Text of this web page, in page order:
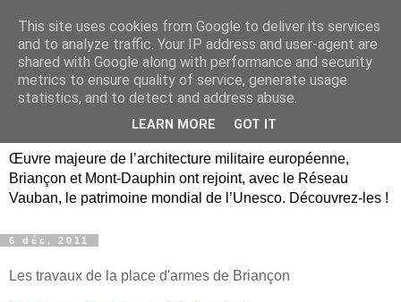
Briançon, Mont-Dauphin,
Vauban Unesco Hautes-
Œuvre majeure de l’architecture militaire européenne,
Briançon et Mont-Dauphin ont rejoint, avec le Réseau
Vauban, le patrimoine mondial de l’Unesco. Découvrez-les !
6 déc. 2011
Les travaux de la place d'armes de Briançon
This site uses cookies from Google to deliver its services
and to analyze traffic. Your IP address and user-agent are
shared with Google along with performance and security
metrics to ensure quality of service, generate usage
statistics, and to detect and address abuse.
LEARN MORE GOT IT